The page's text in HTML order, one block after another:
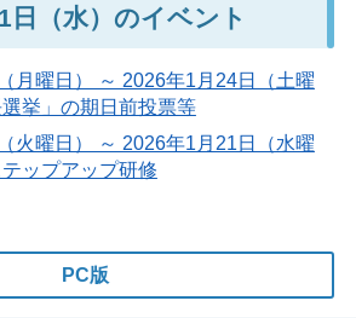
日（水）のイベント
月曜日） ～ 2026年1月24日（土曜
挙」の期日前投票等
火曜日） ～ 2026年1月21日（水曜
ップアップ研修
PC版